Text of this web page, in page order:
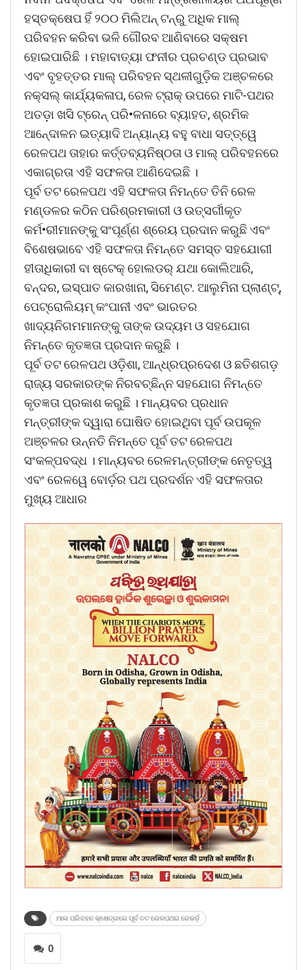
ହସ୍ତକ୍ଷେପ ହିଁ ୨୦୦ ମିଲିଅନ୍ ଟନ୍ରୁ ଅଧିକ ମାଲ୍
ପରିବହନ କରିବା ଭଳି ଗୌରବ ଆଣିବାରେ ସକ୍ଷମ
ହୋଇପାରିଛି । ମହାବାତ୍ୟା ଫନୀର ପ୍ରଚଣ୍ଡ ପ୍ରଭାବ
ଏବଂ ବୃହତ୍ତର ମାଲ୍ ପରିବହନ ସ୍ଥଳୀଗୁଡ଼ିକ ଅଞ୍ଚଳରେ
ନକ୍ସଲ୍ କାର୍ଯ୍ୟକଳାପ, ରେଳ ଟ୍ରାକ୍ ଉପରେ ମାଟି-ପଥର
ଅତଡ଼ା ଖସି ଟ୍ରେନ୍ ପରି•ଳନାରେ ବ୍ୟାହତ, ଶ୍ରମିକ
ଆନେ୍ଦାଳନ ଇତ୍ୟାଦି ଅନ୍ୟାନ୍ୟ ବହୁ ବାଧା ସତ୍ତ୍ୱେ
ରେଳପଥ ତାହାର କର୍ତ୍ତବ୍ୟନିଷ୍ଠତା ଓ ମାଲ୍ ପରିବହନରେ
ଏକାଗ୍ରତା ଏହି ସଫଳତା ଆଣିଦେଇଛି ।
ପୂର୍ବ ତଟ ରେଳପଥ ଏହି ସଫଳତା ନିମନ୍ତେ ତିନି ରେଳ
ମଣ୍ଡଳର କଠିନ ପରିଶ୍ରମକାରୀ ଓ ଉତ୍ସର୍ଗୀକୃତ
କର୍ମ•ରୀମାନଙ୍କୁ ସଂପୂର୍ଣ୍ଣ ଶ୍ରେୟ ପ୍ରଦାନ କରୁଛି ଏବଂ
ବିଶେଷଭାବେ ଏହି ସଫଳତା ନିମନ୍ତେ ସମସ୍ତ ସହଯୋଗୀ
ହୀତାଧିକାରୀ ବା ଷ୍ଟେକ୍ ହୋଲଡର୍ ଯଥା କୋଲିଆରି,
ବନ୍ଦର, ଇସ୍ପାତ କାରଖାନା, ସିମେଣ୍ଟ. ଆଲୁମିନା ପ୍ଲାଣ୍ଟ୍,
ପେଟ୍ରୋଲିୟମ୍ କଂପାନୀ ଏବଂ ଭାରତର
ଖାଦ୍ୟନିଗମମାନଙ୍କୁ ତାଙ୍କ ଉଦ୍ୟମ ଓ ସହଯୋଗ
ନିମନ୍ତେ କୃତଜ୍ଞତା ପ୍ରଦାନ କରୁଛି ।
ପୂର୍ବ ତଟ ରେଳପଥ ଓଡ଼ିଶା, ଆନ୍ଧ୍ରପ୍ରଦେଶ ଓ ଛତିଶଗଡ଼
ରାଜ୍ୟ ସରକାରଙ୍କ ନିରବଚ୍ଛିନ୍ନ ସହଯୋଗ ନିମନ୍ତେ
କୃତଜ୍ଞତା ପ୍ରକାଶ କରୁଛି । ମାନ୍ୟବର ପ୍ରଧାନ
ମନ୍ତ୍ରୀଙ୍କ ଦ୍ୱାରା ଘୋଷିତ ହୋଇଥିବା ପୂର୍ବ ଉପକୂଳ
ଅଞ୍ଚଳର ଉନ୍ନତି ନିମନ୍ତେ ପୂର୍ବ ତଟ ରେଳପଥ
ସଂକଳ୍ପବଦ୍ଧ । ମାନ୍ୟବର ରେଳମନ୍ତ୍ରୀଙ୍କ ନେତୃତ୍ୱ
ଏବଂ ରେଳୱେ ବୋର୍ଡ଼ର ପଥ ପ୍ରଦର୍ଶନ ଏହି ସଫଳତାର
ମୁଖ୍ୟ ଆଧାର
ମାଲ ପରିବହନ କ୍ଷେତ୍ରରେ ପୂର୍ବ ତଟ ରେଳପଥର ରେକର୍ଡ଼
0